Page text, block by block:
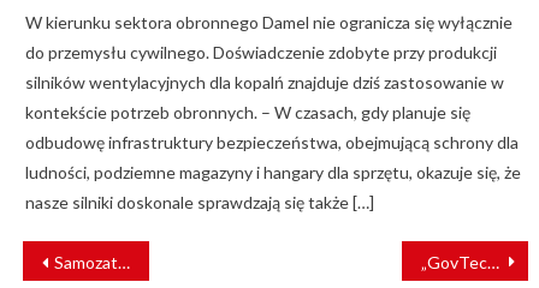
W kierunku sektora obronnego Damel nie ogranicza się wyłącznie
do przemysłu cywilnego. Doświadczenie zdobyte przy produkcji
silników wentylacyjnych dla kopalń znajduje dziś zastosowanie w
kontekście potrzeb obronnych. – W czasach, gdy planuje się
odbudowę infrastruktury bezpieczeństwa, obejmującą schrony dla
ludności, podziemne magazyny i hangary dla sprzętu, okazuje się, że
nasze silniki doskonale sprawdzają się także […]
NAWIGACJA
WPISU
Samozatrudnienie „GovTech Polska – Aktywuj pomysły”